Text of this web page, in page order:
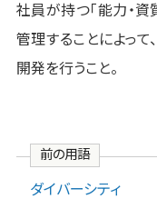
社員が持つ「能力・資
管理することによっ
開発を行うこと。
前の用語
ダイバーシティ